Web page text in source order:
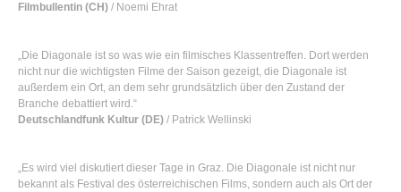
Filmbullentin (CH) / Noemi Ehrat
„Die Diagonale ist so was wie ein filmisches Klassentreffen. Dort werden
nicht nur die wichtigsten Filme der Saison gezeigt, die Diagonale ist
außerdem ein Ort, an dem sehr grundsätzlich über den Zustand der
Branche debattiert wird.“
Deutschlandfunk Kultur (DE) / Patrick Wellinski
„Es wird viel diskutiert dieser Tage in Graz. Die Diagonale ist nicht nur
bekannt als Festival des österreichischen Films, sondern auch als Ort der